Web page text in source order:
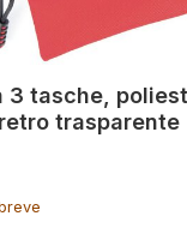
3 tasche,
trasparente